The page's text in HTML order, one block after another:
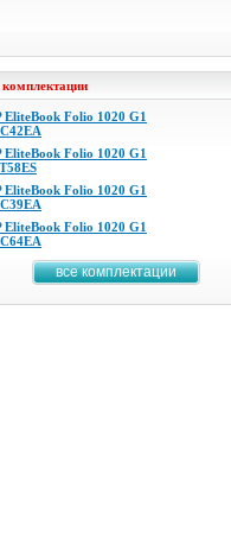
комплектации
EliteBook Folio 1020 G1
EliteBook Folio 1020 G1
EliteBook Folio 1020 G1
EliteBook Folio 1020 G1
все комплектации